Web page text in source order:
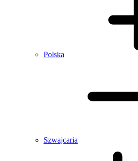
Polska
Szwajcaria